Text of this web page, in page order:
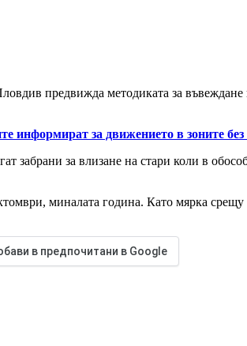
предвижда методиката за
за движението в зоните
забрани за влизане на стари коли в
миналата година. Като мярка срещу
в предпочитани в Google